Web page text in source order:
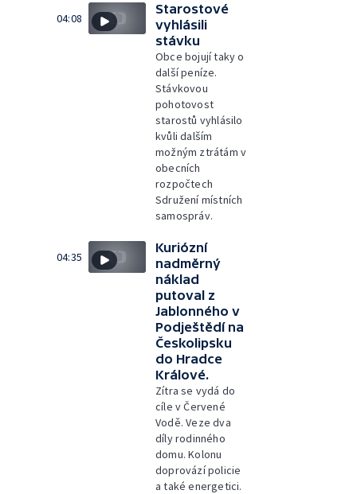
04:08
Starostové
vyhlásili
stávku
Obce bojují taky o
další peníze.
Stávkovou
pohotovost
starostů vyhlásilo
kvůli dalším
možným ztrátám v
obecních
rozpočtech
Sdružení místních
samospráv.
04:35
Kuriózní
nadměrný
náklad
putoval z
Jablonného v
Podještědí na
Českolipsku
do Hradce
Králové.
Zítra se vydá do
cíle v Červené
Vodě. Veze dva
díly rodinného
domu. Kolonu
doprovází policie
a také energetici.